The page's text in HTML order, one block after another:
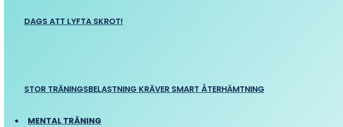
DAGS ATT LYFTA SKROT!
STOR TRÄNINGSBELASTNING KRÄVER SMART ÅTERHÄMTNING
MENTAL TRÄNING